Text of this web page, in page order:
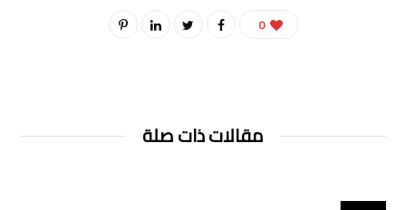
0
مقالات ذات صلة